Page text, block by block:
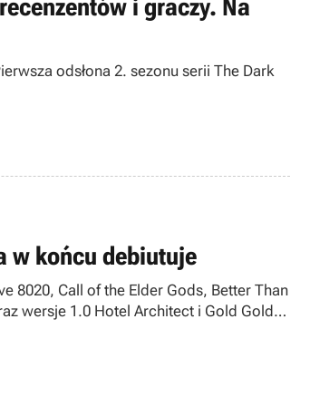
i graczy. Na
odsłona 2. sezonu serii The Dark
w końcu debiutuje
8020, Call of the Elder Gods, Better Than
wersje 1.0 Hotel Architect i Gold Gold